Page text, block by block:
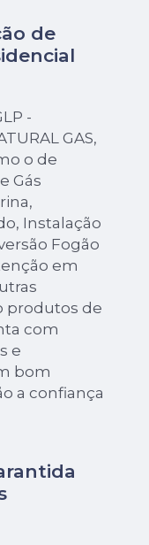
de
-
GAS,
o de
Gás
Instalação
Fogão
em
produtos de
com
e
bom
a confiança